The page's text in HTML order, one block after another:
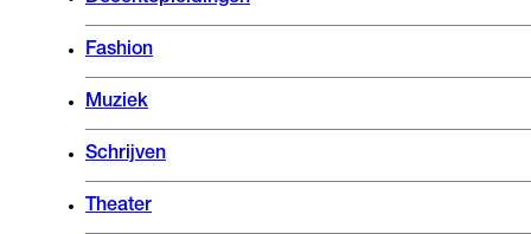
Fashion
Muziek
Schrijven
Theater